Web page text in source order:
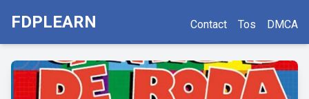
FDPLEARN Contact Tos DMCA